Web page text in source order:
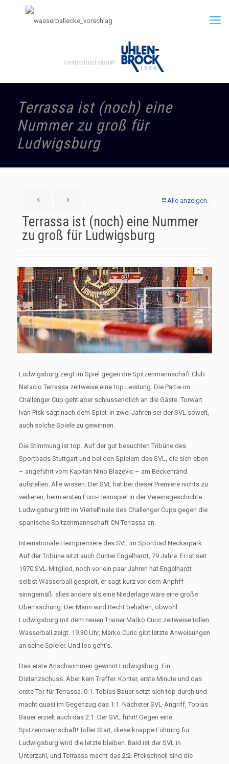
Terrassa ist (noch) eine
Nummer zu groß für
Ludwigsburg
Alle anzeigen
Terrassa ist (noch) eine Nummer
zu groß für Ludwigsburg
Ludwigsburg zeigt im Spiel gegen die Spitzenmannschaft Club
Natacio Terrassa zeitweise eine top Leistung. Die Partie im
Challenger Cup geht aber schlussendlich an die Gäste. Torwart
Ivan Pisk sagt nach dem Spiel: in zwei Jahren sei der SVL soweit,
auch solche Spiele zu gewinnen.
Die Stimmung ist top. Auf der gut besuchten Tribüne des
Sportbads Stuttgart und bei den Spielern des SVL, die sich eben
– angeführt vom Kapitän Nino Blazevic – am Beckenrand
aufstellen. Alle wissen: Der SVL hat bei dieser Premiere nichts zu
verlieren, beim ersten Euro-Heimspiel in der Vereinsgeschichte.
Ludwigsburg tritt im Viertelfinale des Challenger Cups gegen die
spanische Spitzenmannschaft CN Terrassa an.
Internationale Heimpremiere des SVL im Sportbad Neckarpark.
Auf der Tribüne sitzt auch Günter Engelhardt, 79 Jahre. Er ist seit
1970 SVL-Mitglied, noch vor ein paar Jahren hat Engelhardt
selbst Wasserball gespielt, er sagt kurz vor dem Anpfiff
sinngemäß: alles andere als eine Niederlage wäre eine große
Überraschung. Der Mann wird Recht behalten, obwohl
Ludwigsburg mit dem neuen Trainer Marko Curic zeitweise tollen
Wasserball zeigt. 19.30 Uhr, Marko Curic gibt letzte Anweisungen
an seine Spieler. Und los geht’s.
Das erste Anschwimmen gewinnt Ludwigsburg. Ein
Distanzschuss. Aber kein Treffer. Konter, erste Minute und das
erste Tor für Terrassa. 0:1. Tobias Bauer setzt sich top durch und
macht quasi im Gegenzug das 1:1. Nächster SVL-Angriff, Tobias
Bauer erzielt auch das 2:1. Der SVL führt! Gegen eine
Spitzenmannschaft! Toller Start, diese knappe Führung für
Ludwigsburg wird die letzte bleiben. Bald ist der SVL in
Unterzahl, und Terrassa macht das 2:2. Pfeilschnell sind die